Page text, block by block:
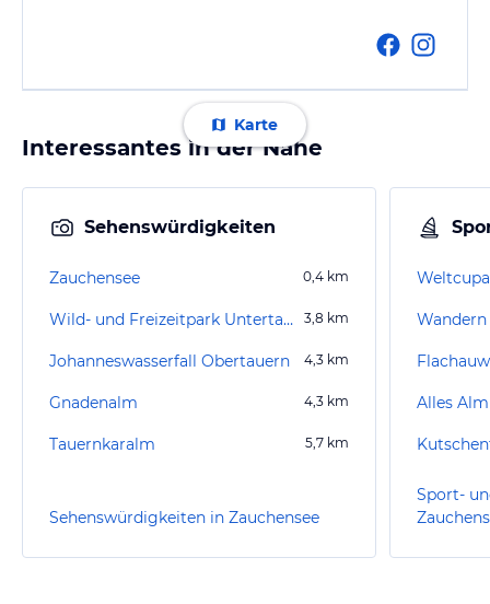
Karte
Interessantes in der Nähe
Sehenswürdigkeiten
Zauchensee 0,4 km
Wild- und Freizeitpark Untertauern 3,8 km
Johanneswasserfall Obertauern 4,3 km
Gnadenalm 4,3 km
Tauernkaralm 5,7 km
Sehenswürdigkeiten in Zauchensee
Wandern
Alles Alm
Sport-